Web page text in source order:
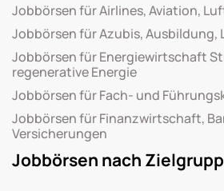
Jobbörsen für Airlines, Aviation,
Jobbörsen für Azubis, Ausbildung,
Jobbörsen für Energiewirtschaft
regenerative Energie
Jobbörsen für Fach- und
Jobbörsen für Finanzwirtschaft,
Versicherungen
Jobbörsen nach